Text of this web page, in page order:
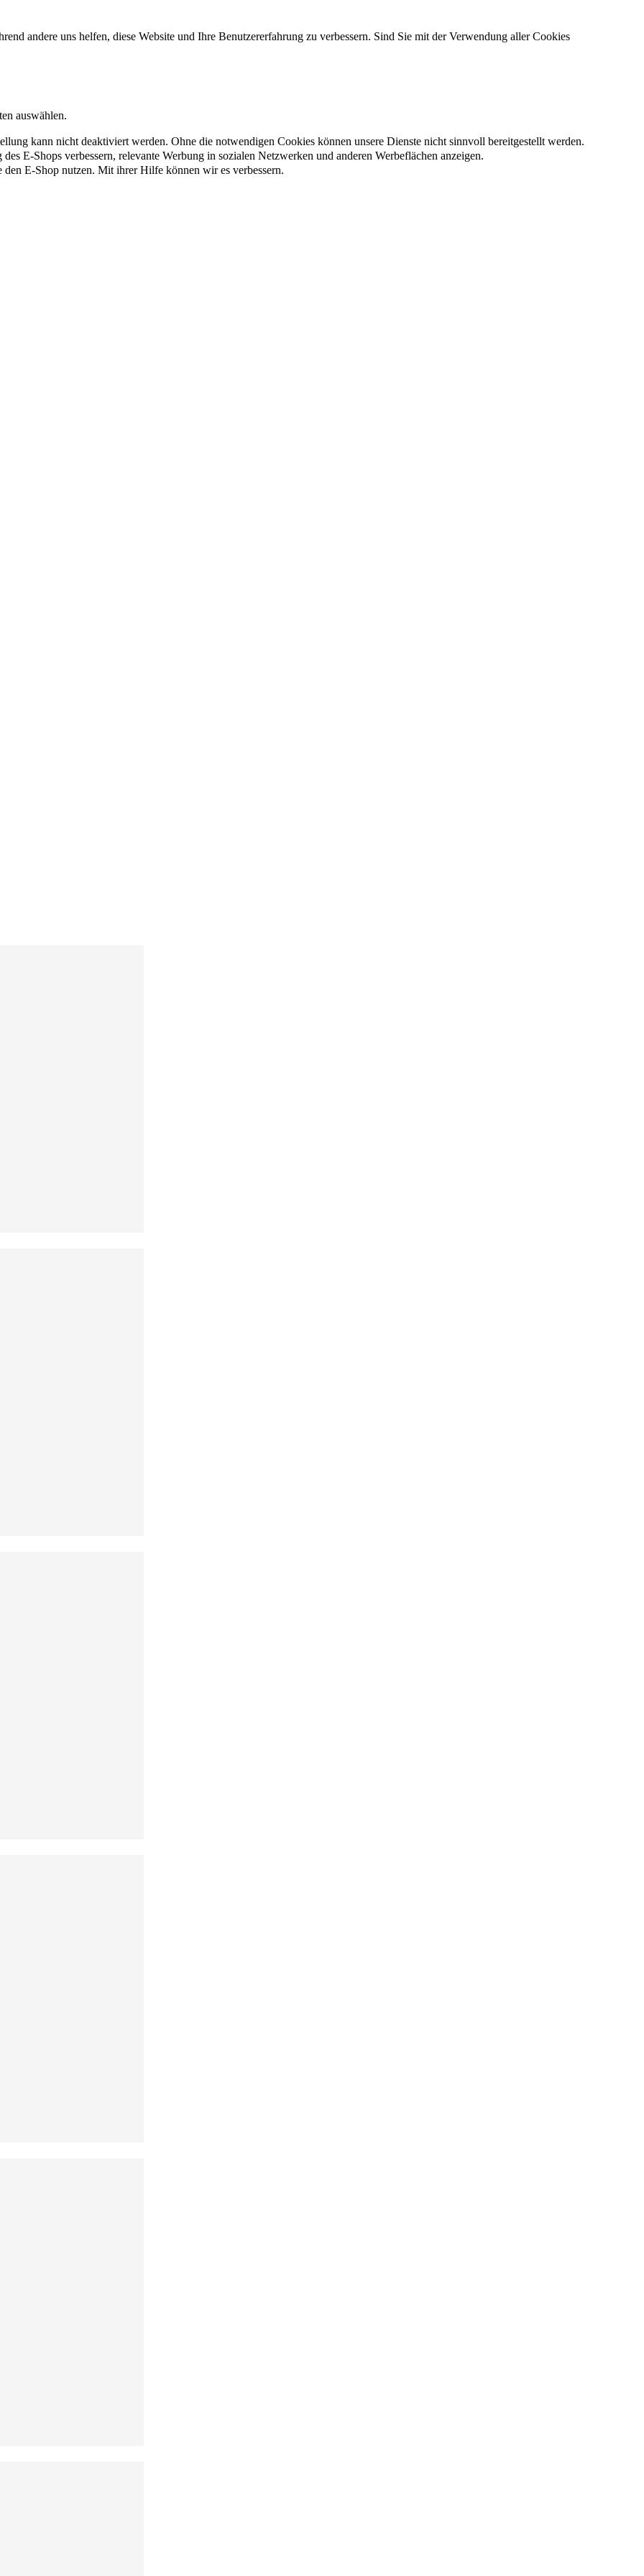
andere uns helfen, diese Website und Ihre Benutzererfahrung zu verbessern. Sind Sie mit der Verwendung aller Cookies
auswählen.
kann nicht deaktiviert werden. Ohne die notwendigen Cookies können unsere Dienste nicht sinnvoll bereitgestellt werden.
E-Shops verbessern, relevante Werbung in sozialen Netzwerken und anderen Werbeflächen anzeigen.
E-Shop nutzen. Mit ihrer Hilfe können wir es verbessern.